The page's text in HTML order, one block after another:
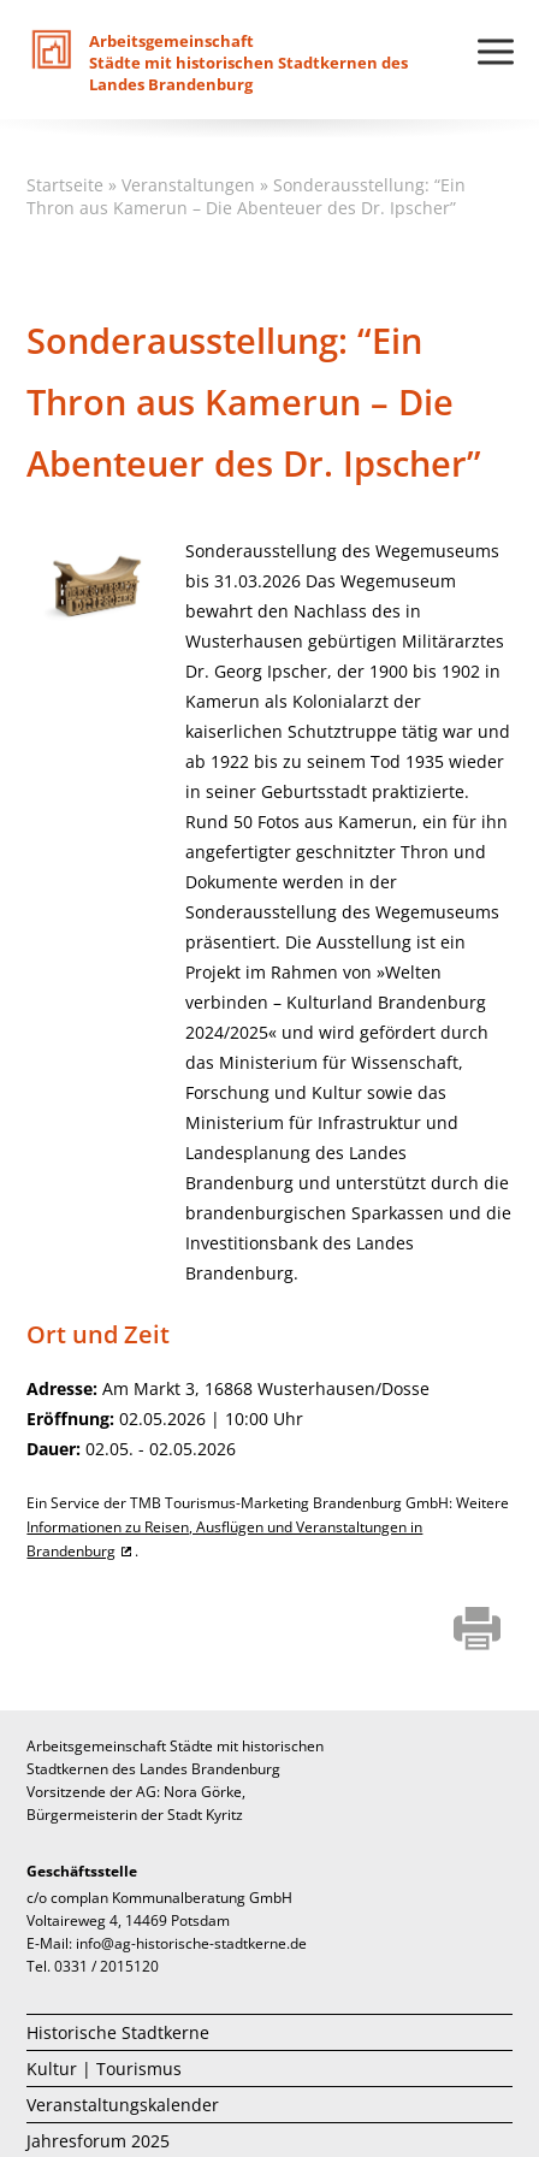
Arbeitsgemeinschaft
Städte mit historischen Stadtkernen des
Landes Brandenburg
Startseite »Veranstaltungen » Sonderausstellung: “Ein
Thron aus Kamerun – Die Abenteuer des Dr. Ipscher”
Sonderausstellung: “Ein
Thron aus Kamerun – Die
Abenteuer des Dr. Ipscher”
Sonderausstellung des Wegemuseums
bis 31.03.2026 Das Wegemuseum
bewahrt den Nachlass des in
Wusterhausen gebürtigen Militärarztes
Dr. Georg Ipscher, der 1900 bis 1902 in
Kamerun als Kolonialarzt der
kaiserlichen Schutztruppe tätig war und
ab 1922 bis zu seinem Tod 1935 wieder
in seiner Geburtsstadt praktizierte.
Rund 50 Fotos aus Kamerun, ein für ihn
angefertigter geschnitzter Thron und
Dokumente werden in der
Sonderausstellung des Wegemuseums
präsentiert. Die Ausstellung ist ein
Projekt im Rahmen von »Welten
verbinden – Kulturland Brandenburg
2024/2025« und wird gefördert durch
das Ministerium für Wissenschaft,
Forschung und Kultur sowie das
Ministerium für Infrastruktur und
Landesplanung des Landes
Brandenburg und unterstützt durch die
brandenburgischen Sparkassen und die
Investitionsbank des Landes
Brandenburg.
Ort und Zeit
Adresse: Am Markt 3, 16868 Wusterhausen/Dosse
Eröffnung: 02.05.2026 | 10:00 Uhr
Dauer: 02.05. - 02.05.2026
Ein Service der TMB Tourismus-Marketing Brandenburg GmbH: Weitere
Informationen zu Reisen, Ausflügen und Veranstaltungen in
Brandenburg
.
Arbeitsgemeinschaft Städte mit historischen
Stadtkernen des Landes Brandenburg
Vorsitzende der AG: Nora Görke,
Bürgermeisterin der Stadt Kyritz
Geschäftsstelle
c/o complan Kommunalberatung GmbH
Voltaireweg 4, 14469 Potsdam
E-Mail: info@ag-historische-stadtkerne.de
Tel. 0331 / 2015120
Historische Stadtkerne
Kultur | Tourismus
Veranstaltungskalender
Jahresforum 2025